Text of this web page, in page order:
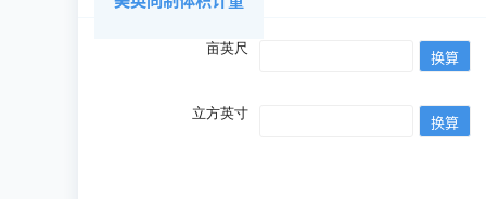
亩英尺
立方英寸